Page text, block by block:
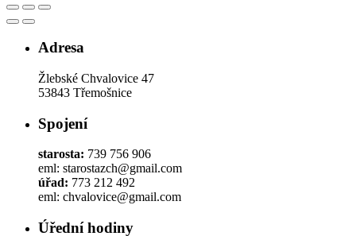
Adresa
Žlebské Chvalovice 47
53843 Třemošnice
Spojení
starosta: 739 756 906
eml: starostazch@gmail.com
úřad: 773 212 492
eml: chvalovice@gmail.com
Úřední hodiny